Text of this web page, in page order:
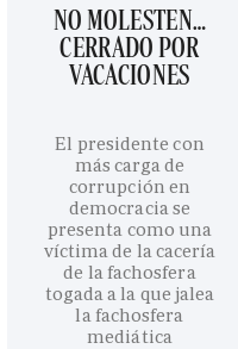
NO MOLESTEN…
CERRADO POR
VACACIONES
El presidente con
más carga de
corrupción en
democracia se
presenta como una
víctima de la cacería
de la fachosfera
togada a la que jalea
la fachosfera
mediática